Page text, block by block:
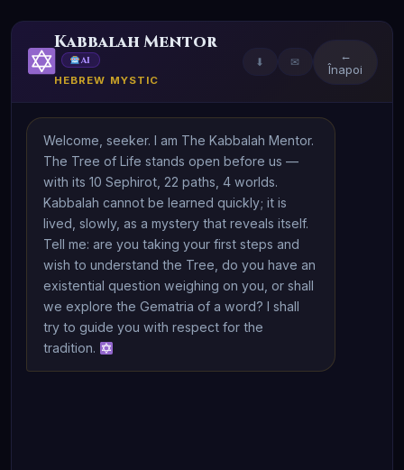
Kabbalah Mentor
AI
HEBREW MYSTIC
⬇ ✉
←
Înapoi
Welcome, seeker. I am The Kabbalah Mentor.
The Tree of Life stands open before us —
with its 10 Sephirot, 22 paths, 4 worlds.
Kabbalah cannot be learned quickly; it is
lived, slowly, as a mystery that reveals itself.
Tell me: are you taking your first steps and
wish to understand the Tree, do you have an
existential question weighing on you, or shall
we explore the Gematria of a word? I shall
try to guide you with respect for the
tradition.